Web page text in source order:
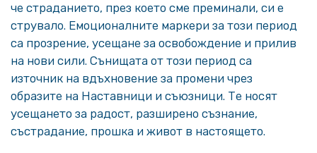
че страданието, през което сме преминали, си е
струвало. Емоционалните маркери за този период
са прозрение, усещане за освобождение и прилив
на нови сили. Сънищата от този период са
източник на вдъхновение за промени чрез
образите на Наставници и съюзници. Те носят
усещането за радост, разширено съзнание,
състрадание, прошка и живот в настоящето.